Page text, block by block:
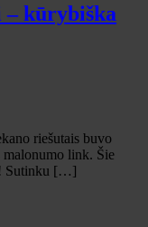
– kūrybiška
riešutais buvo
malonumo link. Šie
Sutinku […]